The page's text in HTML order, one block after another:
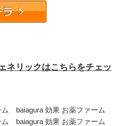
ネリックはこちらをチェッ
ム baiagura 効果 お薬ファーム
ム baiagura 効果 お薬ファーム